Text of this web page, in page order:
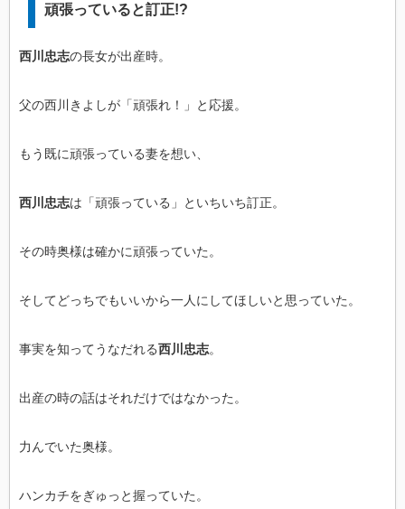
頑張っていると訂正!?
西川忠志の長女が出産時。
父の西川きよしが「頑張れ！」と応援。
もう既に頑張っている妻を想い、
西川忠志は「頑張っている」といちいち訂正。
その時奥様は確かに頑張っていた。
そしてどっちでもいいから一人にしてほしいと思っていた。
事実を知ってうなだれる西川忠志。
出産の時の話はそれだけではなかった。
力んでいた奥様。
ハンカチをぎゅっと握っていた。